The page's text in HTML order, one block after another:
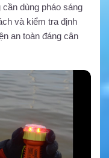
dùng pháo sáng
và kiểm tra định
an toàn đáng cân